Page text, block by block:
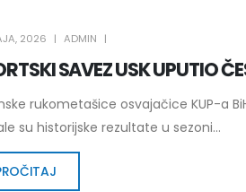
SAVEZ USK UPUTIO
2026 ADMIN
rukometašice osvajačice KUP-a
su historijske rezultate u sezoni...